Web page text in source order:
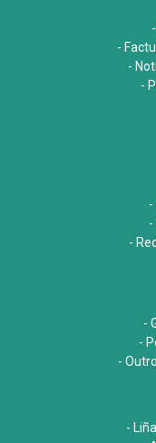
-
-
-
-
-
-
-
-
-
-